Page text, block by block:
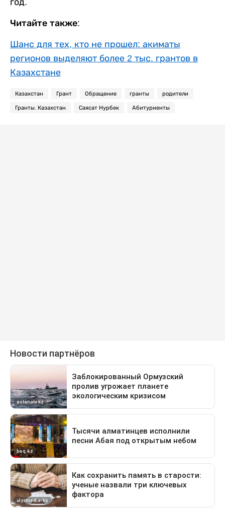
Читайте также:
Шанс для тех, кто не прошел: акиматы
регионов выделяют более 2 тыс. грантов в
Казахстане
Казахстан Грант Обращение гранты родители
Гранты. Казахстан Саясат Нурбек Абитуриенты